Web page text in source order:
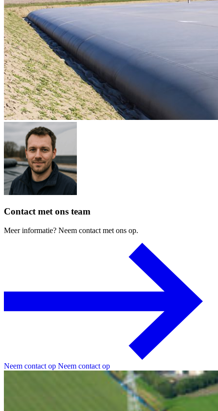
Contact met ons team
Meer informatie? Neem contact met ons op.
Neem contact op Neem contact op